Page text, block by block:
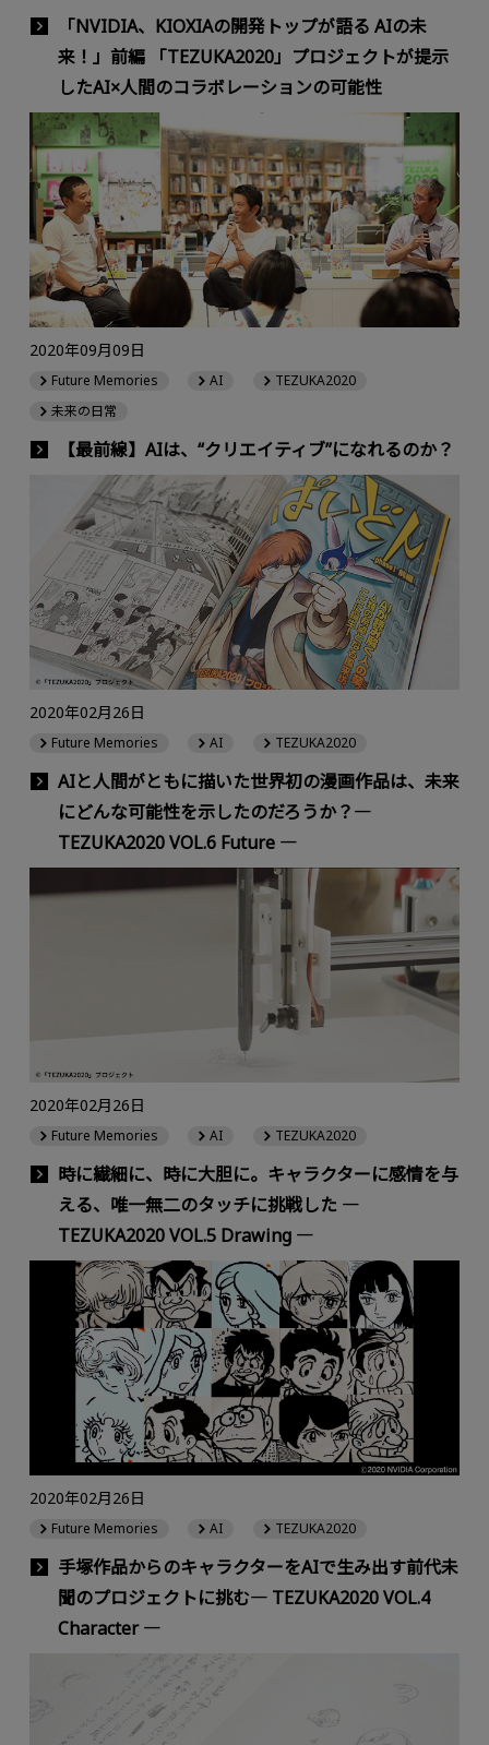
「NVIDIA、KIOXIAの開発トップが語る AIの未
来！」前編 「TEZUKA2020」プロジェクトが提示
したAI×人間のコラボレーションの可能性
【最前線】AIは、“クリエイティブ”になれるのか？
2020年09月09日
Future Memories AI
TEZUKA2020
未来の日常
AIと人間がともに描いた世界初の漫画作品は、未来
にどんな可能性を示したのだろうか？―
TEZUKA2020 VOL.6 Future ―
2020年02月26日
Future Memories AI TEZUKA2020
時に繊細に、時に大胆に。キャラクターに感情を与
える、唯一無二のタッチに挑戦した ―
TEZUKA2020 VOL.5 Drawing ―
2020年02月26日
Future Memories AI TEZUKA2020
手塚作品からのキャラクターをAIで生み出す前代未
聞のプロジェクトに挑む― TEZUKA2020 VOL.4
Character ―
2020年02月26日
Future Memories AI TEZUKA2020